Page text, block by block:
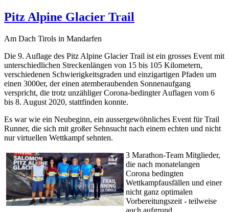
Pitz Alpine Glacier Trail
Am Dach Tirols in Mandarfen
Die 9. Auflage des Pitz Alpine Glacier Trail ist ein grosses Event mit
unterschiedlichen Streckenlängen von 15 bis 105 Kilometern,
verschiedenen Schwierigkeitsgraden und einzigartigen Pfaden um
einen 3000er, der einen atemberaubenden Sonnenaufgang
verspricht, die trotz unzähliger Corona-bedingter Auflagen vom 6
bis 8. August 2020, stattfinden konnte.
Es war wie ein Neubeginn, ein aussergewöhnliches Event für Trail
Runner, die sich mit großer Sehnsucht nach einem echten und nicht
nur virtuellen Wettkampf sehnten.
3 Marathon-Team Mitglieder,
die nach monatelangen
Corona bedingten
Wettkampfausfällen und einer
nicht ganz optimalen
Vorbereitungszeit - teilweise
auch aufgrund